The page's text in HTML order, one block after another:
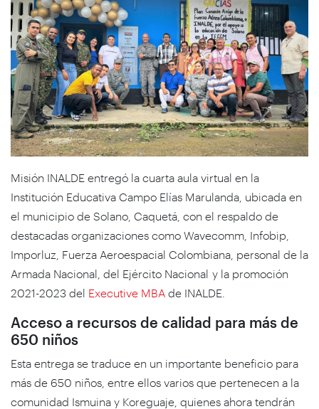
Misión INALDE entregó la cuarta aula virtual en la
Institución Educativa Campo Elías Marulanda, ubicada en
el municipio de Solano, Caquetá, con el respaldo de
destacadas organizaciones como Wavecomm, Infobip,
Imporluz, Fuerza Aeroespacial Colombiana, personal de la
Armada Nacional, del Ejército Nacional y la promoción
2021-2023 del Executive MBA de INALDE.
Acceso a recursos de calidad para más de
650 niños
Esta entrega se traduce en un importante beneficio para
más de 650 niños, entre ellos varios que pertenecen a la
comunidad Ismuina y Koreguaje, quienes ahora tendrán